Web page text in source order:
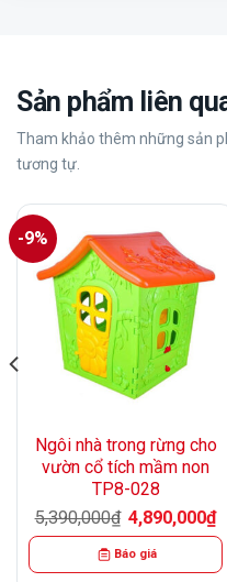
Sản phẩm liên
Tham khảo thêm những sản
tương tự.
-9%
Ngôi nhà trong rừng cho
vườn cổ tích mầm non
TP8-028
5,390,000₫ Giá
gốc
5,390,000₫.
4,890,000₫Giá
tại
Báo giá